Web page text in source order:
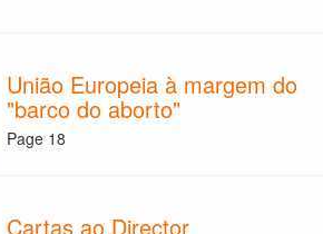
União Europeia à margem do
"barco do aborto"
Page 18
Cartas ao Director